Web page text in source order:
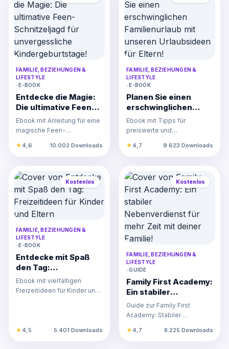
FAMILIE, BEZIEHUNGEN &
LIFESTYLE
• E-BOOK
Entdecke die Magie:
Die ultimative Feen-
Schnitzeljagd für
unvergessliche
Ebook mit Anleitung für eine
magische Feen-
unvergessliches Abenteuer
★4,6 10.002 Downloads
FAMILIE, BEZIEHUNGEN &
LIFESTYLE
• E-BOOK
Planen Sie einen
erschwinglichen
Familienurlaub mit
unseren
Eltern!
Ebook mit Tipps für
preiswerte und
Urlaubsplanung,
★4,7 9.623 Downloads
Kostenlos
FAMILIE, BEZIEHUNGEN &
LIFESTYLE
• E-BOOK
Entdecke mit Spaß
den Tag:
Freizeitideen für
Kinder und Eltern
Ebook mit vielfältigen
Freizeitideen für Kinder und
★4,5 5.401 Downloads
Kostenlos
FAMILIE, BEZIEHUNGEN &
LIFESTYLE
•GUIDE
Family First Academy:
Ein stabiler
Nebenverdienst für
mehr Zeit mit deiner
Guide zur Family First
Academy: Stabiler
flexiblen Arbeitsmodellen
★4,7 8.225 Downloads